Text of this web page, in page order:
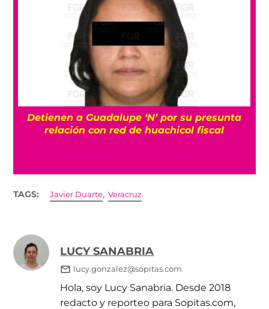
Detienen a Guadalupe ‘N’ por su presunta
relación con red de huachicol fiscal
TAGS: Javier Duarte,Veracruz
LUCY SANABRIA
lucy.gonzalez@sopitas.com
Hola, soy Lucy Sanabria. Desde 2018
redacto y reporteo para Sopitas.com,